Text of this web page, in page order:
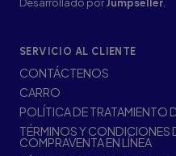
SERVICIO AL CLIENTE
CONTÁCTENOS
CARRO
POLÍTICA DE TRATAMIENTO
TÉRMINOS Y CONDICIONES
COMPRAVENTA EN LÍNEA